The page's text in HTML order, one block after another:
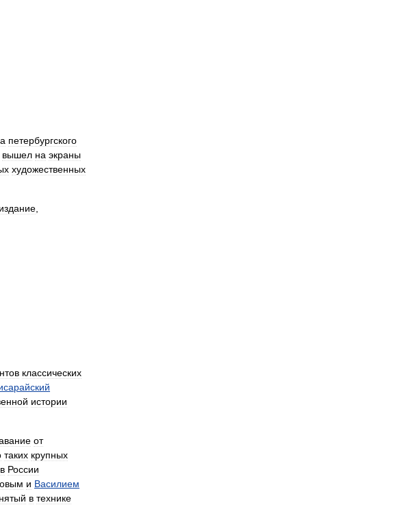
петербургского
вышел на экраны
художественных
издание
классических
истории
от
таких крупных
в России
и Василием
в технике